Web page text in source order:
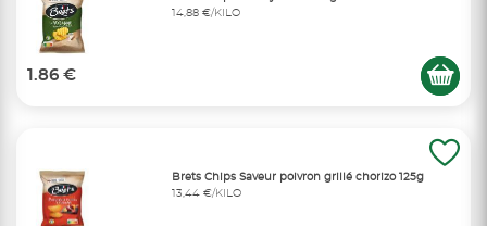
14,88 €/KILO
1.86 €
Brets Chips Saveur poivron grillé chorizo 125g
13,44 €/KILO